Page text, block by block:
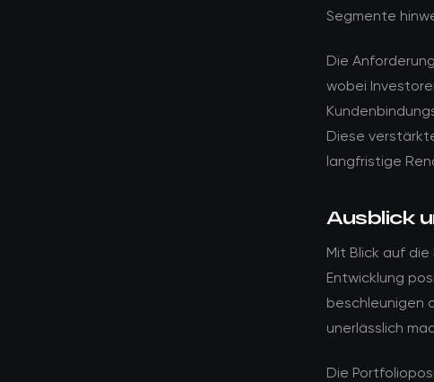
Segmente
Die
wobei
Diese
langfristige
Ausblick
Mit Blick auf
Entwicklung
beschleunigen
unerlässlich
Die